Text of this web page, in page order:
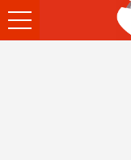
Ouvrir
le